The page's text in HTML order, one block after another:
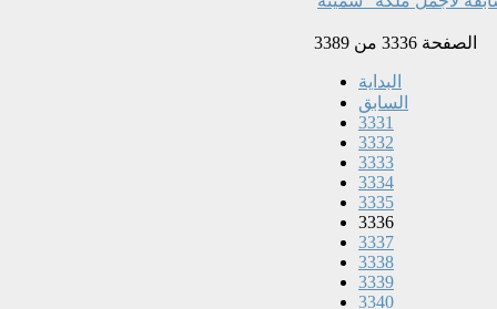
الصفحة 3336 من 3389
البداية
السابق
3331
3332
3333
3334
3335
3336
3337
3338
3339
3340